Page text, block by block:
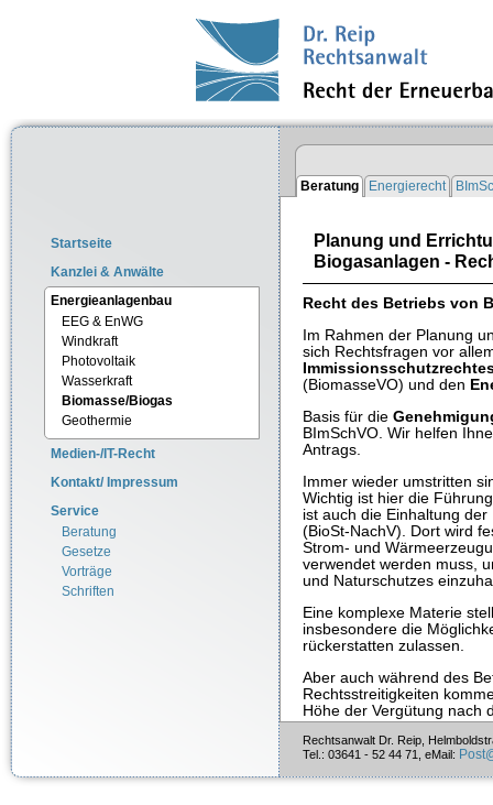
Startseite
Kanzlei & Anwälte
Energieanlagenbau
EEG & EnWG
Windkraft
Photovoltaik
Wasserkraft
Biomasse/Biogas
Geothermie
Medien-/IT-Recht
Kontakt/ Impressum
Service
Beratung
Gesetze
Vorträge
Schriften
Beratung Energierecht
Planung und
Biogasanlagen -
Recht des Betriebs von
Im Rahmen der Planung
sich Rechtsfragen vor
(BiomasseVO) und den
Basis für die
BImSchVO. Wir helfen
Antrags.
Immer wieder umstritten
Wichtig ist hier die
ist auch die Einhaltung
(BioSt-NachV). Dort wird
Strom- und
verwendet werden muss,
und Naturschutzes
Eine komplexe Materie
insbesondere die
rückerstatten zulassen.
Aber auch während des
Rechtsstreitigkeiten
Höhe der Vergütung nach
über Mängel an der
Hinsichtlich des bei dem
Geruchsproblems
Rechtsanwalt Dr. Reip,
Tel.: 03641 - 52 44 71, eMail: